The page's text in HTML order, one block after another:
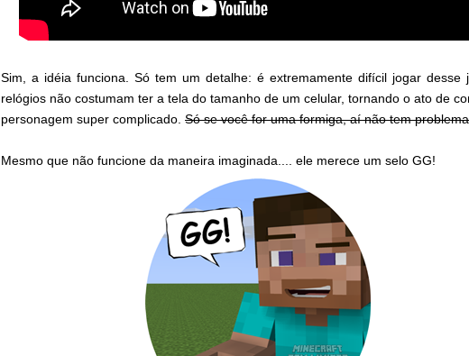
Sim, a idéia funciona. Só tem um detalhe: é extremamente difícil jogar desse
relógios não costumam ter a tela do tamanho de um celular, tornando o ato de
personagem super complicado. Só se você for uma formiga, aí não tem
Mesmo que não funcione da maneira imaginada.... ele merece um selo GG!